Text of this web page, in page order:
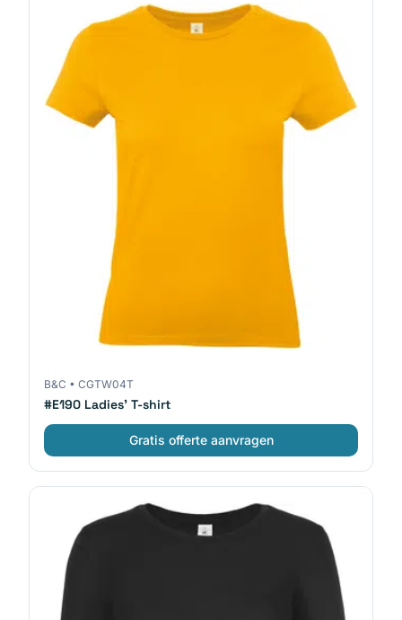
B&C • CGTW04T
#E190 Ladies' T-shirt
Gratis offerte aanvragen